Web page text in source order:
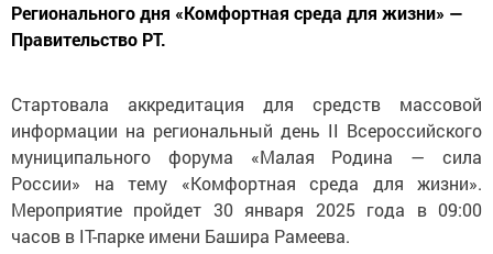
Регионального дня «Комфортная среда для жизни» —
Правительство РТ.
Стартовала аккредитация для средств массовой
информации на региональный день II Всероссийского
муниципального форума «Малая Родина — сила
России» на тему «Комфортная среда для жизни».
Мероприятие пройдет 30 января 2025 года в 09:00
часов в IT-парке имени Башира Рамеева.